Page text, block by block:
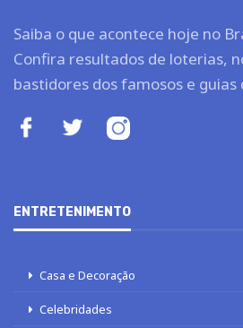
Saiba o que acontece hoje no
Confira resultados de loterias,
bastidores dos famosos e guias
ENTRETENIMENTO
Casa e Decoração
Celebridades